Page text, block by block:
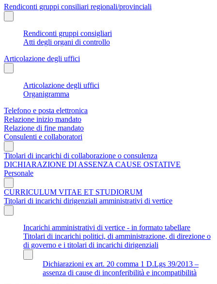
Rendiconti gruppi consiliari regionali/provinciali
Rendiconti gruppi consigliari
Atti degli organi di controllo
Articolazione degli uffici
Articolazione degli uffici
Organigramma
Telefono e posta elettronica
Relazione inizio mandato
Relazione di fine mandato
Consulenti e collaboratori
Titolari di incarichi di collaborazione o consulenza
DICHIARAZIONE DI ASSENZA CAUSE OSTATIVE
Personale
CURRICULUM VITAE ET STUDIORUM
Titolari di incarichi dirigenziali amministrativi di vertice
Incarichi amministrativi di vertice - in formato tabellare
Titolari di incarichi politici, di amministrazione, di direzione o
di governo e i titolari di incarichi dirigenziali
Dichiarazioni ex art. 20 comma 1 D.Lgs 39/2013 –
assenza di cause di inconferibilità e incompatibilità